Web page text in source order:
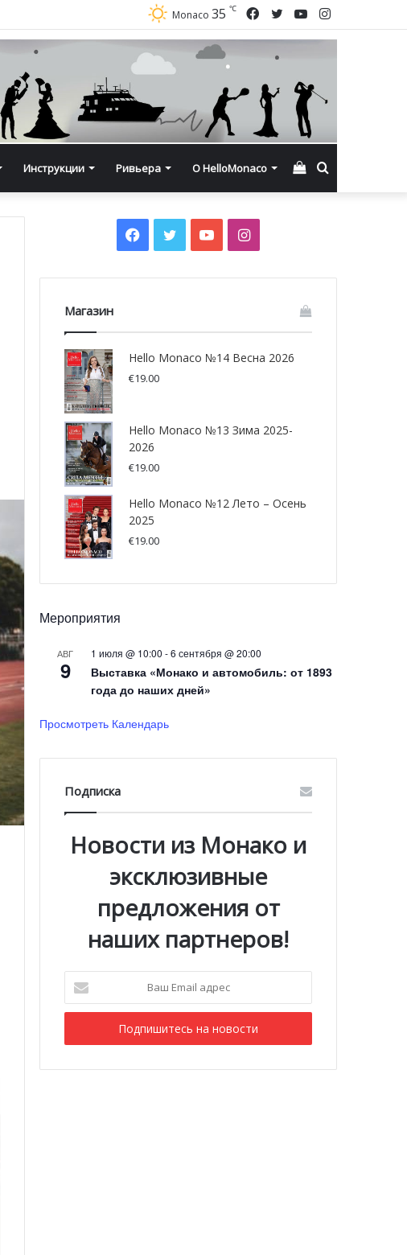
Instagram
YouTube
Twitter
Facebook
Monaco 35 ℃
Инструкции Ривьера О HelloMonaco Смотреть
Facebook
TwitterYouTubeInstagram
Магазин
Hello Monaco №14 Весна 2026
€19.00
Hello Monaco №13 Зима 2025-
2026
€19.00
Hello Monaco №12 Лето – Осень
2025
€19.00
Мероприятия
АВГ
9
1 июля @ 10:00 -6 сентября @ 20:00
Выставка «Монако и автомобиль: от 1893
года до наших дней»
Просмотреть Календарь
Подписка
Новости из Монако и
эксклюзивные
предложения от
наших партнеров!
Email
адрес